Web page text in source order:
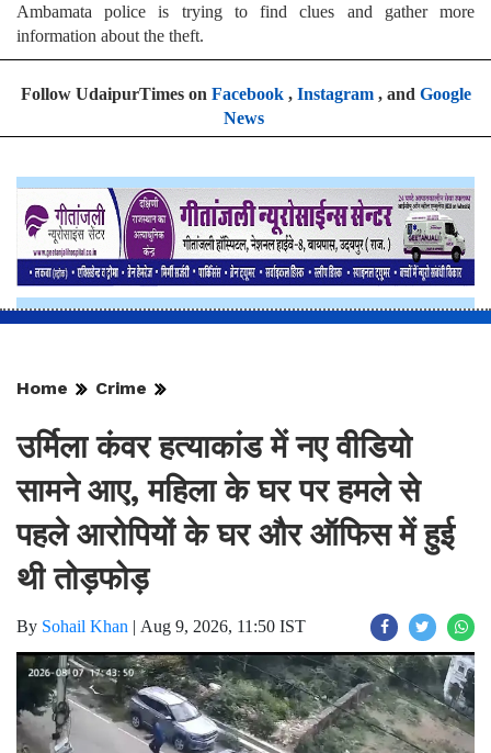
Ambamata police is trying to find clues and gather more
information about the theft.
Follow UdaipurTimes on Facebook, Instagram, and Google
News
Home Crime
उर्मिला कंवर हत्याकांड में नए वीडियो
सामने आए, महिला के घर पर हमले से
पहले आरोपियों के घर और ऑफिस में हुई
थी तोड़फोड़
By Sohail Khan | Aug 9, 2026, 11:50 IST